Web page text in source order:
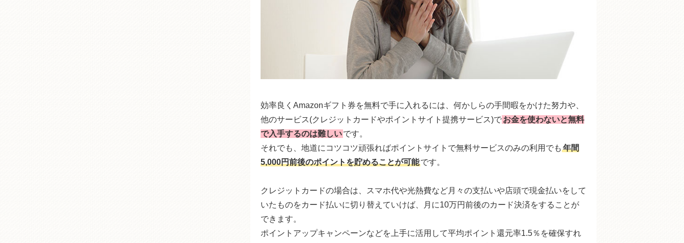
効率良くAmazonギフト券を無料で手に入れるには、何かしらの手間暇をかけた努力や、
他のサービス(クレジットカードやポイントサイト提携サービス)でお金を使わないと無料
で入手するのは難しいです。
それでも、地道にコツコツ頑張ればポイントサイトで無料サービスのみの利用でも 年間
5,000円前後のポイントを貯めることが可能です。
クレジットカードの場合は、スマホ代や光熱費など月々の支払いや店頭で現金払いをして
いたものをカード払いに切り替えていけば、月に10万円前後のカード決済をすることが
できます。
ポイントアップキャンペーンなどを上手に活用して平均ポイント還元率1.5％を確保すれ